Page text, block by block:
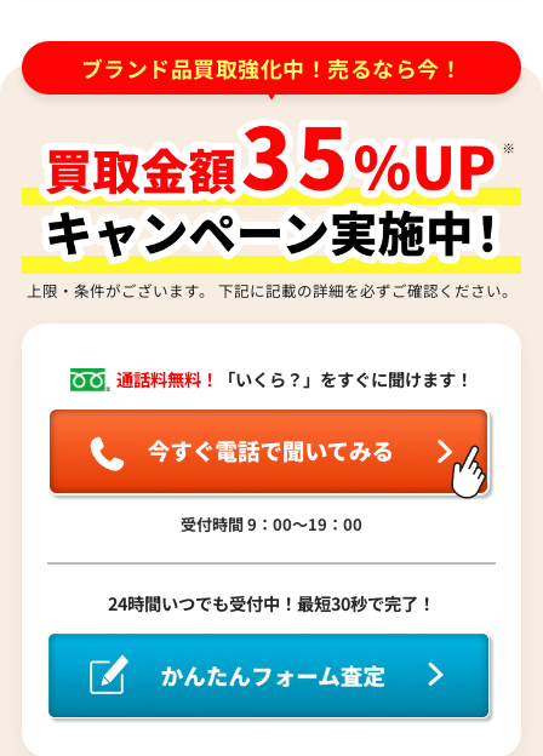
ブランド品買取強化中！売るなら今！
上限・条件がございます。 下記に記載の詳細を必ずご確認ください。
通話料無料！ 「いくら？」をすぐに聞けます！
受付時間 9：00〜19：00
24時間いつでも受付中！最短30秒で完了！